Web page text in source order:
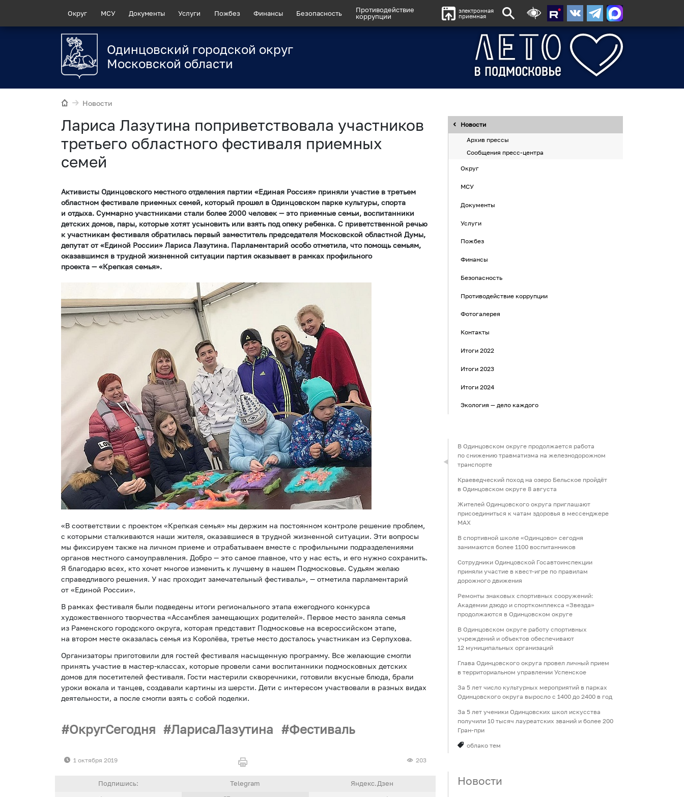
Округ МСУ Документы Услуги Пожбез Финансы Безопасность
Противодействие
коррупции
электронная
приемная
Одинцовский городской округ
Московской области
Новости
Лариса Лазутина поприветствовала участников
третьего областного фестиваля приемных
семей
Активисты Одинцовского местного отделения партии «Единая Россия» приняли участие в третьем
областном фестивале приемных семей, который прошел в Одинцовском парке культуры, спорта
и отдыха. Суммарно участниками стали более 2000 человек — это приемные семьи, воспитанники
детских домов, пары, которые хотят усыновить или взять под опеку ребенка. С приветственной речью
к участникам фестиваля обратилась первый заместитель председателя Московской областной Думы,
депутат от «Единой России» Лариса Лазутина. Парламентарий особо отметила, что помощь семьям,
оказавшимся в трудной жизненной ситуации партия оказывает в рамках профильного
проекта — «Крепкая семья».
«В соответствии с проектом «Крепкая семья» мы держим на постоянном контроле решение проблем,
с которыми сталкиваются наши жителя, оказавшиеся в трудной жизненной ситуации. Эти вопросы
мы фиксируем также на личном приеме и отрабатываем вместе с профильными подразделениями
органов местного самоуправления. Добро — это самое главное, что у нас есть, и его нужно сохранить.
Я благодарю всех, кто хочет многое изменить к лучшему в нашем Подмосковье. Судьям желаю
справедливого решения. У нас проходит замечательный фестиваль», — отметила парламентарий
от «Единой России».
В рамках фестиваля были подведены итоги регионального этапа ежегодного конкурса
художественного творчества «Ассамблея замещающих родителей». Первое место заняла семья
из Раменского городского округа, которая представит Подмосковье на всероссийском этапе,
на втором месте оказалась семья из Королёва, третье место досталось участникам из Серпухова.
Организаторы приготовили для гостей фестиваля насыщенную программу. Все желающие смогли
принять участие в мастер-классах, которые провели сами воспитанники подмосковных детских
домов для посетителей фестиваля. Гости мастерили скворечники, готовили вкусные блюда, брали
уроки вокала и танцев, создавали картины из шерсти. Дети с интересом участвовали в разных видах
деятельности, а после смогли взять с собой поделки.
ОкругСегодня ЛарисаЛазутина Фестиваль
1 октября 2019 203
Новости
Архив прессы
Сообщения пресс-центра
Округ
МСУ
Документы
Услуги
Пожбез
Финансы
Безопасность
Противодействие коррупции
Фотогалерея
Контакты
Итоги 2022
Итоги 2023
Итоги 2024
Экология — дело каждого
В Одинцовском округе продолжается работа
по снижению травматизма на железнодорожном
транспорте
Краеведческий поход на озеро Бельское пройдёт
в Одинцовском округе 8 августа
Жителей Одинцовского округа приглашают
присоединиться к чатам здоровья в мессенджере
МАХ
В спортивной школе «Одинцово» сегодня
занимаются более 1100 воспитанников
Сотрудники Одинцовской Госавтоинспекции
приняли участие в квест-игре по правилам
дорожного движения
Ремонты знаковых спортивных сооружений:
Академии дзюдо и спорткомплекса «Звезда»
продолжаются в Одинцовском округе
В Одинцовском округе работу спортивных
учреждений и объектов обеспечивают
12 муниципальных организаций
Глава Одинцовского округа провел личный прием
в территориальном управлении Успенское
За 5 лет число культурных мероприятий в парках
Одинцовского округа выросло с 1400 до 2400 в год
За 5 лет ученики Одинцовских школ искусства
получили 10 тысяч лауреатских званий и более 200
Гран-при
облако тем
Новости